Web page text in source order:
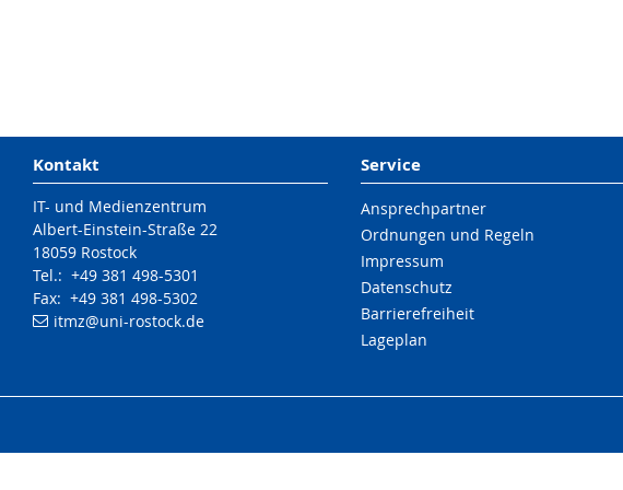
Kontakt
IT- und Medienzentrum
Albert-Einstein-Straße 22
18059 Rostock
Tel.: +49 381 498-5301
Fax: +49 381 498-5302
itmz@uni-rostock.de
Service
Ansprechpartner
Ordnungen und Regeln
Impressum
Datenschutz
Barrierefreiheit
Lageplan